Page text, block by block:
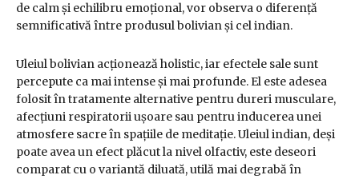
de calm și echilibru emoțional, vor observa o diferență
semnificativă între produsul bolivian și cel indian.
Uleiul bolivian acționează holistic, iar efectele sale sunt
percepute ca mai intense și mai profunde. El este adesea
folosit în tratamente alternative pentru dureri musculare,
afecțiuni respiratorii ușoare sau pentru inducerea unei
atmosfere sacre în spațiile de meditație. Uleiul indian, deși
poate avea un efect plăcut la nivel olfactiv, este deseori
comparat cu o variantă diluată, utilă mai degrabă în